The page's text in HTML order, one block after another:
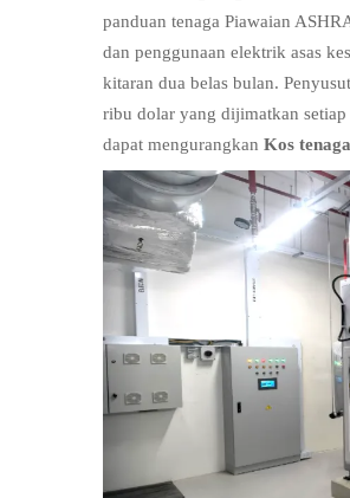
panduan tenaga Piawaian
dan penggunaan elektrik asas
kitaran dua belas bulan.
ribu dolar yang dijimatkan
dapat mengurangkan Kos